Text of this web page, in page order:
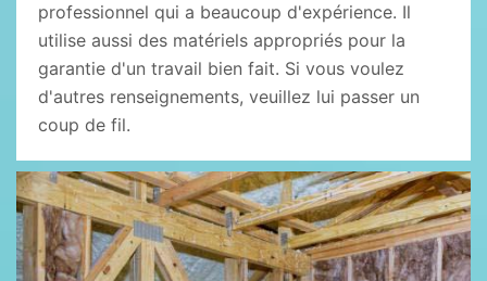
professionnel qui a beaucoup d'expérience. Il
utilise aussi des matériels appropriés pour la
garantie d'un travail bien fait. Si vous voulez
d'autres renseignements, veuillez lui passer un
coup de fil.